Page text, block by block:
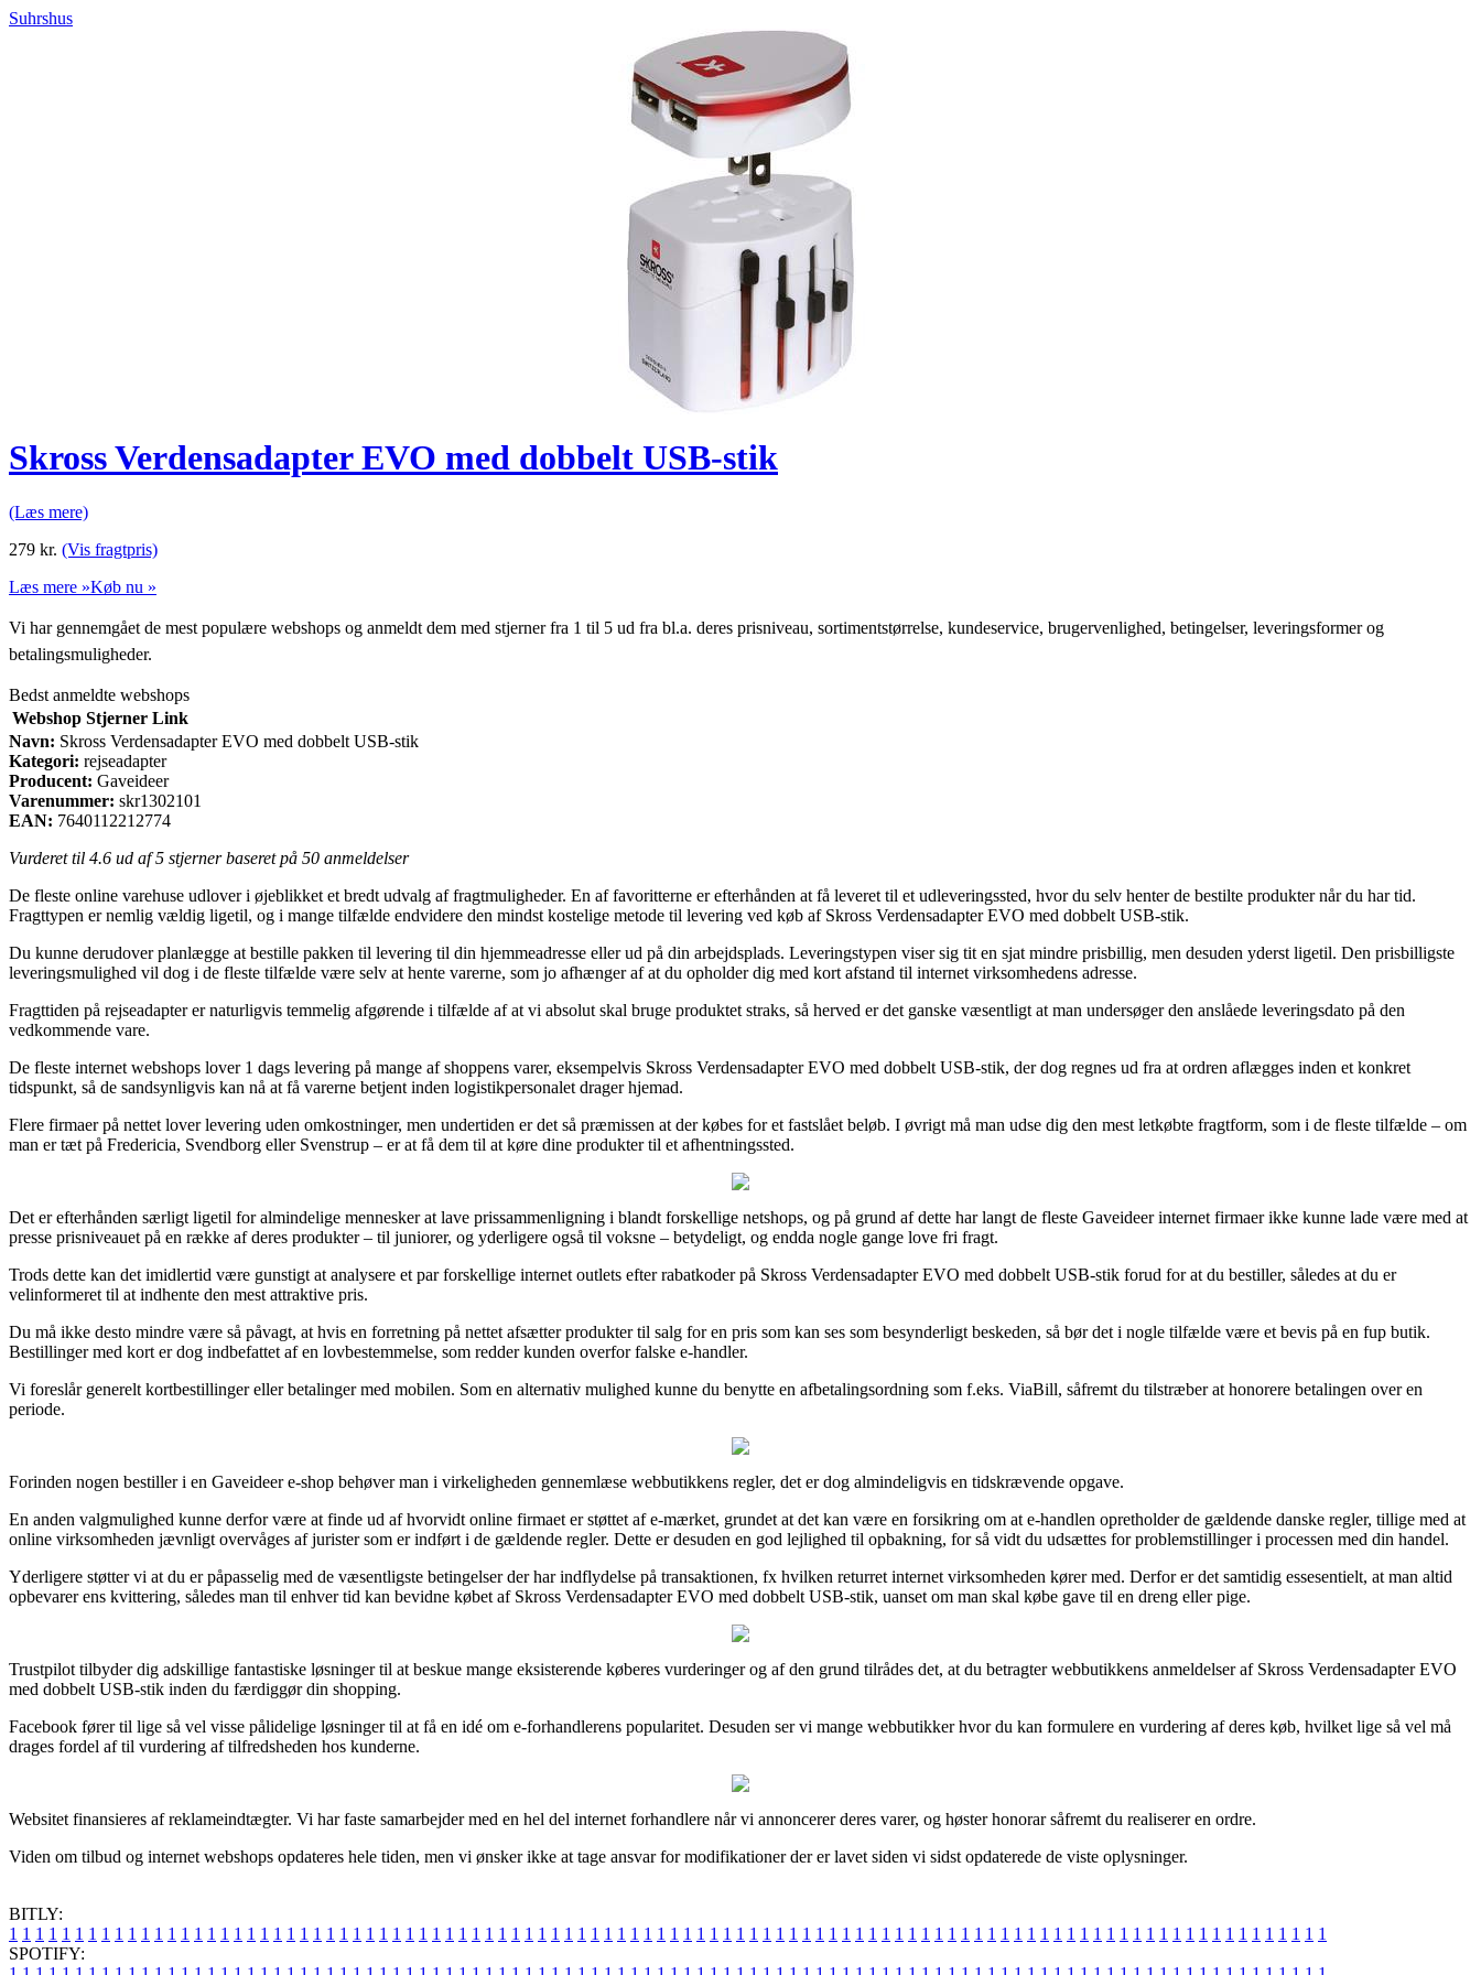
Suhrshus
Skross Verdensadapter EVO med dobbelt USB-stik
(Læs mere)
279 kr. (Vis fragtpris)
Læs mere »Køb nu »
Vi har gennemgået de mest populære webshops og anmeldt dem med stjerner fra 1 til 5 ud fra bl.a. deres prisniveau, sortimentstørrelse, kundeservice, brugervenlighed, betingelser, leveringsformer og
betalingsmuligheder.
Bedst anmeldte webshops
Webshop Stjerner Link
Navn: Skross Verdensadapter EVO med dobbelt USB-stik
Kategori: rejseadapter
Producent: Gaveideer
Varenummer: skr1302101
EAN: 7640112212774
Vurderet til 4.6 ud af 5 stjerner baseret på 50 anmeldelser
De fleste online varehuse udlover i øjeblikket et bredt udvalg af fragtmuligheder. En af favoritterne er efterhånden at få leveret til et udleveringssted, hvor du selv henter de bestilte produkter når du har tid.
Fragttypen er nemlig vældig ligetil, og i mange tilfælde endvidere den mindst kostelige metode til levering ved køb af Skross Verdensadapter EVO med dobbelt USB-stik.
Du kunne derudover planlægge at bestille pakken til levering til din hjemmeadresse eller ud på din arbejdsplads. Leveringstypen viser sig tit en sjat mindre prisbillig, men desuden yderst ligetil. Den prisbilligste
leveringsmulighed vil dog i de fleste tilfælde være selv at hente varerne, som jo afhænger af at du opholder dig med kort afstand til internet virksomhedens adresse.
Fragttiden på rejseadapter er naturligvis temmelig afgørende i tilfælde af at vi absolut skal bruge produktet straks, så herved er det ganske væsentligt at man undersøger den anslåede leveringsdato på den
vedkommende vare.
De fleste internet webshops lover 1 dags levering på mange af shoppens varer, eksempelvis Skross Verdensadapter EVO med dobbelt USB-stik, der dog regnes ud fra at ordren aflægges inden et konkret
tidspunkt, så de sandsynligvis kan nå at få varerne betjent inden logistikpersonalet drager hjemad.
Flere firmaer på nettet lover levering uden omkostninger, men undertiden er det så præmissen at der købes for et fastslået beløb. I øvrigt må man udse dig den mest letkøbte fragtform, som i de fleste tilfælde – om
man er tæt på Fredericia, Svendborg eller Svenstrup – er at få dem til at køre dine produkter til et afhentningssted.
Det er efterhånden særligt ligetil for almindelige mennesker at lave prissammenligning i blandt forskellige netshops, og på grund af dette har langt de fleste Gaveideer internet firmaer ikke kunne lade være med at
presse prisniveauet på en række af deres produkter – til juniorer, og yderligere også til voksne – betydeligt, og endda nogle gange love fri fragt.
Trods dette kan det imidlertid være gunstigt at analysere et par forskellige internet outlets efter rabatkoder på Skross Verdensadapter EVO med dobbelt USB-stik forud for at du bestiller, således at du er
velinformeret til at indhente den mest attraktive pris.
Du må ikke desto mindre være så påvagt, at hvis en forretning på nettet afsætter produkter til salg for en pris som kan ses som besynderligt beskeden, så bør det i nogle tilfælde være et bevis på en fup butik.
Bestillinger med kort er dog indbefattet af en lovbestemmelse, som redder kunden overfor falske e-handler.
Vi foreslår generelt kortbestillinger eller betalinger med mobilen. Som en alternativ mulighed kunne du benytte en afbetalingsordning som f.eks. ViaBill, såfremt du tilstræber at honorere betalingen over en
periode.
Forinden nogen bestiller i en Gaveideer e-shop behøver man i virkeligheden gennemlæse webbutikkens regler, det er dog almindeligvis en tidskrævende opgave.
En anden valgmulighed kunne derfor være at finde ud af hvorvidt online firmaet er støttet af e-mærket, grundet at det kan være en forsikring om at e-handlen opretholder de gældende danske regler, tillige med at
online virksomheden jævnligt overvåges af jurister som er indført i de gældende regler. Dette er desuden en god lejlighed til opbakning, for så vidt du udsættes for problemstillinger i processen med din handel.
Yderligere støtter vi at du er påpasselig med de væsentligste betingelser der har indflydelse på transaktionen, fx hvilken returret internet virksomheden kører med. Derfor er det samtidig essesentielt, at man altid
opbevarer ens kvittering, således man til enhver tid kan bevidne købet af Skross Verdensadapter EVO med dobbelt USB-stik, uanset om man skal købe gave til en dreng eller pige.
Trustpilot tilbyder dig adskillige fantastiske løsninger til at beskue mange eksisterende køberes vurderinger og af den grund tilrådes det, at du betragter webbutikkens anmeldelser af Skross Verdensadapter EVO
med dobbelt USB-stik inden du færdiggør din shopping.
Facebook fører til lige så vel visse pålidelige løsninger til at få en idé om e-forhandlerens popularitet. Desuden ser vi mange webbutikker hvor du kan formulere en vurdering af deres køb, hvilket lige så vel må
drages fordel af til vurdering af tilfredsheden hos kunderne.
Websitet finansieres af reklameindtægter. Vi har faste samarbejder med en hel del internet forhandlere når vi annoncerer deres varer, og høster honorar såfremt du realiserer en ordre.
Viden om tilbud og internet webshops opdateres hele tiden, men vi ønsker ikke at tage ansvar for modifikationer der er lavet siden vi sidst opdaterede de viste oplysninger.
BITLY:
1 1 1 1 1 1 1 1 1 1 1 1 1 1 1 1 1 1 1 1 1 1 1 1 1 1 1 1 1 1 1 1 1 1 1 1 1 1 1 1 1 1 1 1 1 1 1 1 1 1 1 1 1 1 1 1 1 1 1 1 1 1 1 1 1 1 1 1 1 1 1 1 1 1 1 1 1 1 1 1 1 1 1 1 1 1 1 1 1 1 1 1 1 1 1 1 1 1 1 1
SPOTIFY: